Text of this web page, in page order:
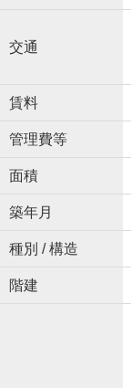
交通
賃料
管理費等
面積
築年月
種別 / 構造
階建